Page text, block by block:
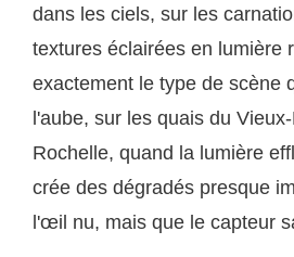
dans les ciels, sur les
textures éclairées en lumière
exactement le type de scène
l'aube, sur les quais du
Rochelle, quand la lumière
crée des dégradés presque
l'œil nu, mais que le capteur